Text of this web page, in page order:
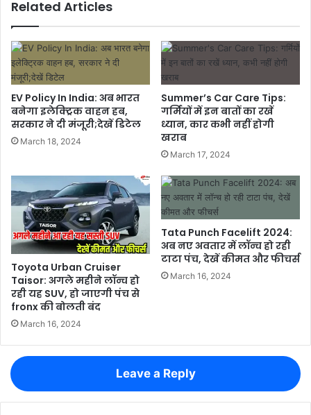
Related Articles
EV Policy In India: अब भारत
बनेगा इलेक्ट्रिक वाहन हब,
सरकार ने दी मंजूरी;देखें डिटेल
March 18, 2024
Summer’s Car Care Tips:
गर्मियों में इन बातों का रखें
ध्यान, कार कभी नहीं होगी
खराब
March 17, 2024
Toyota Urban Cruiser
Taisor: अगले महीने लॉन्च हो
रही यह SUV, हो जाएगी पंच से
fronx की बोलती बंद
March 16, 2024
Tata Punch Facelift 2024:
अब नए अवतार में लॉन्च हो रही
टाटा पंच, देखें कीमत और फीचर्स
March 16, 2024
Leave a Reply